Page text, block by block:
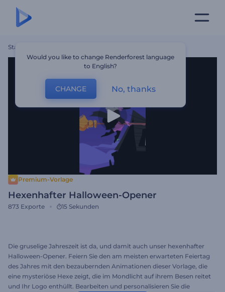
Startseite
Premium-Vorlage
Hexenhafter Halloween-Opener
873 Exporte 15 Sekunden
Die gruselige Jahreszeit ist da, und damit auch unser hexenhafter
Halloween-Opener. Feiern Sie den am meisten erwarteten Feiertag
des Jahres mit den bezaubernden Animationen dieser Vorlage, die
eine mysteriöse Hexe zeigt, die im Mondlicht auf ihrem Besen reitet
und Ihr Logo enthüllt. Bearbeiten und personalisieren Sie die
Would you like to change Renderforest language
to English?
CHANGE No, thanks